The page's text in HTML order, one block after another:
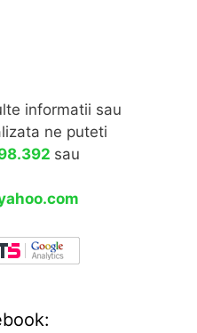
informatii sau
ne puteti
sau